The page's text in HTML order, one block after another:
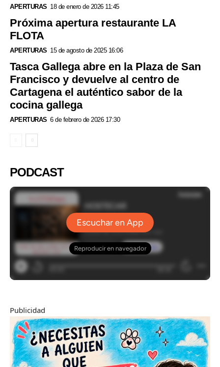
APERTURAS 18 de enero de 2026 11:45
Próxima apertura restaurante LA
FLOTA
APERTURAS 15 de agosto de 2025 16:06
Tasca Gallega abre en la Plaza de San
Francisco y devuelve al centro de
Cartagena el auténtico sabor de la
cocina gallega
APERTURAS 6 de febrero de 2026 17:30
PODCAST
Publicidad